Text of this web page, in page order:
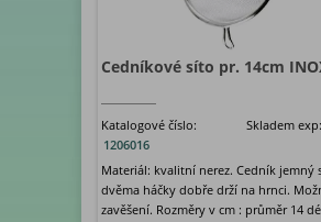
Cedníkové síto pr. 14cm
Katalogové číslo:
1206016
Skladem exp:
Materiál: kvalitní nerez. Cedník jemný
dvěma háčky dobře drží na hrnci.
zavěšení. Rozměry v cm : průměr 14